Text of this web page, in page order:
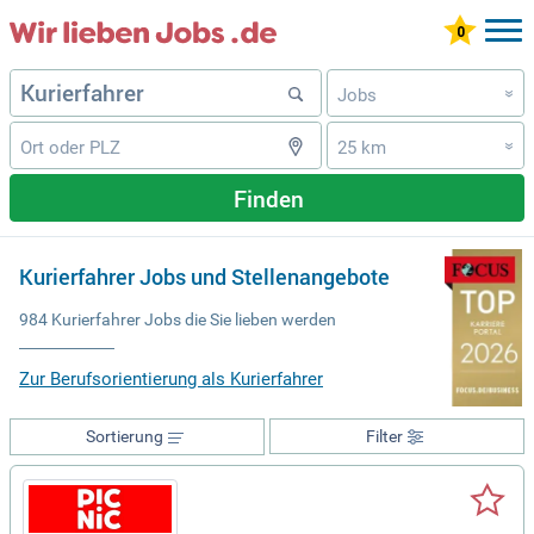
Jobs »
25 km »
Finden
Kurierfahrer Jobs und Stellenangebote
984 Kurierfahrer Jobs die Sie lieben werden
Zur Berufsorientierung als Kurierfahrer
Filter
Sortierung